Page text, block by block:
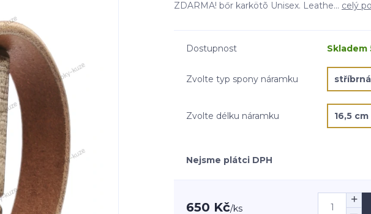
ZDARMA! bőr karkötõ Unisex. Leathe... celý
Dostupnost Skladem
Zvolte typ spony náramku
Zvolte délku náramku
Nejsme plátci DPH
650 Kč/ks